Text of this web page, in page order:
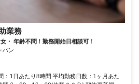
業務
・ 年齢不問！勤務開始日相談可！
パン
：1日あたり8時間 平均勤務日数：1ヶ月あた